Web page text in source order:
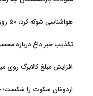
هواشناسی شوکه کرد؛ ۵۰ روز گرمای طاقت‌فرسا در راه است
تکذیب خبر داغ درباره
افزایش مبلغ کالابرگ روی
اردوغان سکوت را شکست؛